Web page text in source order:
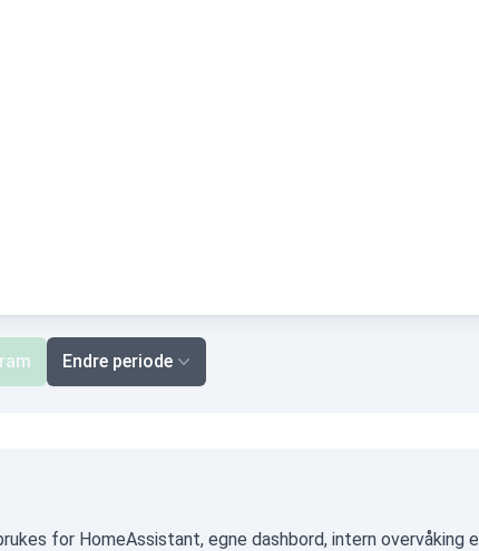
Endre periode
for HomeAssistant, egne dashbord, intern overvåking